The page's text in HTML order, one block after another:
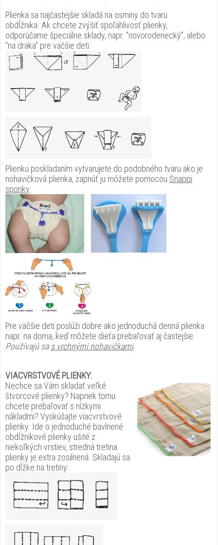
Plienka sa najčastejšie skladá na osminy do tvaru
obdĺžnika. Ak chcete zvýšiť spoľahlivosť plienky,
odporúčame špeciálne sklady, napr. "novorodenecký", alebo
"na draka" pre väčšie deti:
Plienku poskladaním vytvarujete do podobného tvaru ako je
nohavičková plienka, zapnúť ju môžete pomocou Snappi
sponky:
Pre väčšie deti poslúži dobre ako jednoduchá denná plienka
napr. na doma, keď môžete dieťa prebaľovať aj častejšie.
Používajú sas vrchnými nohavičkami.
VIACVRSTVOVÉ PLIENKY:
Nechce sa Vám skladať veľké
štvorcové plienky? Napriek tomu
chcete prebaľovať s nízkymi
nákladmi? Vyskúšajte viacvrstvové
plienky. Ide o jednoduché bavlnené
obdĺžnikové plienky ušité z
niekoľkých vrstiev, stredná tretina
plienky je extra zosilnená. Skladajú sa
po dĺžke na tretiny: